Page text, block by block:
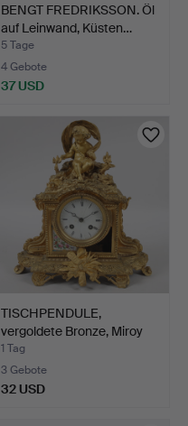
BENGT FREDRIKSSON. Öl
auf Leinwand, Küsten…
5 Tage
4 Gebote
37 USD
TISCHPENDULE,
vergoldete Bronze, Miroy
Fre…
1 Tag
3 Gebote
32 USD